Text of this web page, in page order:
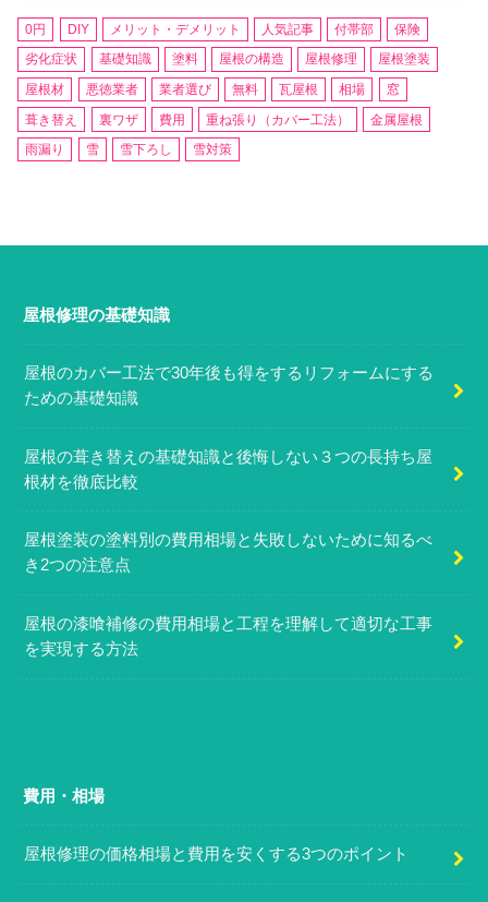
0円 DIY メリット・デメリット 人気記事 付帯部
保険
劣化症状
基礎知識 塗料 屋根の構造 屋根修理
屋根塗装
屋根材
悪徳業者 業者選び 無料 瓦屋根 相場
窓
葺き替え
裏ワザ 費用 重ね張り（カバー工法）
金属屋根
雨漏り
雪 雪下ろし 雪対策
屋根修理の基礎知識
屋根のカバー工法で30年後も得をするリフォームにする
ための基礎知識
屋根の葺き替えの基礎知識と後悔しない３つの長持ち屋
根材を徹底比較
屋根塗装の塗料別の費用相場と失敗しないために知るべ
き2つの注意点
屋根の漆喰補修の費用相場と工程を理解して適切な工事
を実現する方法
費用・相場
屋根修理の価格相場と費用を安くする3つのポイント